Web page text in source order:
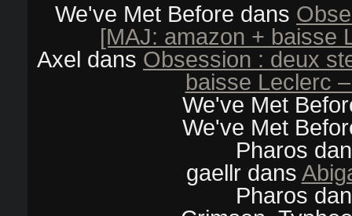
We've Met Before dans
[MAJ: amazon + baisse
Axel dans Obsession : deux
baisse Leclerc
We've Met
We've Met
Pharos
gaellrdans
Pharos